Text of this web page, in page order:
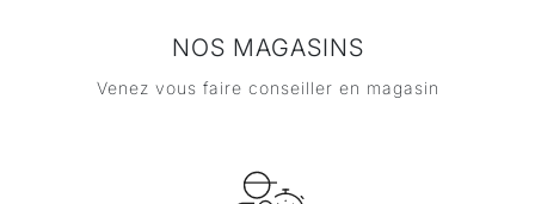
NOS MAGASINS
Venez vous faire conseiller en magasin